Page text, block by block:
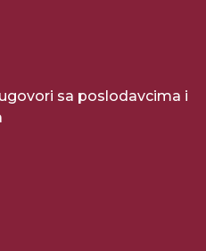
sa poslodavcima i